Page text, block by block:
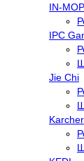
IN-MOP
IPC
Jie Chi
Karcher